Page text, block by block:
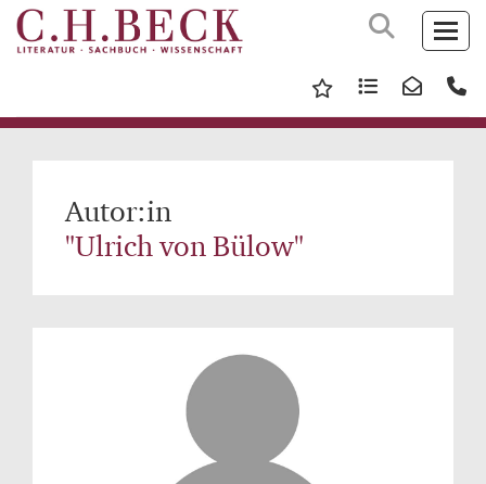
Autor:in
"Ulrich von Bülow"